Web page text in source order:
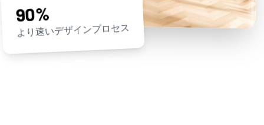
90%
より速いデザインプロセス